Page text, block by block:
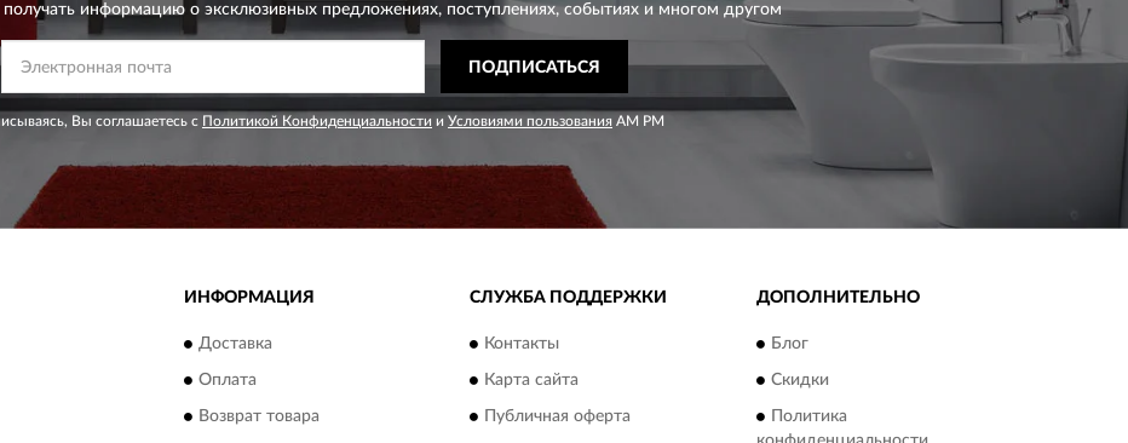
информацию о эксклюзивных предложениях,поступлениях, событиях и многом другом
ПОДПИСАТЬСЯ
Вы соглашаетесь с Политикой Конфиденциальности и Условиями пользования AM PM
ИНФОРМАЦИЯ
Доставка
Оплата
Возврат товара
СЛУЖБА ПОДДЕРЖКИ
Контакты
Карта сайта
Публичная оферта
ДОПОЛНИТЕЛЬНО
Блог
Скидки
Политика